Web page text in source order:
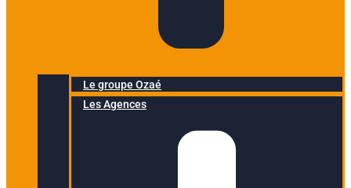
Le groupe Ozaé
Les Agences